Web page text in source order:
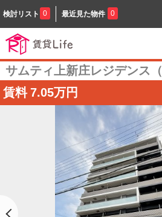
検討リスト 0 最近見た物件 0
サムティ上新庄レジデンス（
賃料 7.05万円